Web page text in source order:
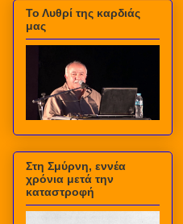
Το Λυθρί της καρδιάς
μας
Στη Σμύρνη, εννέα
χρόνια μετά την
καταστροφή